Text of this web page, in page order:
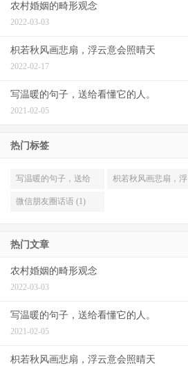
农村婚姻的畸形观念
2022-03-03
枳若秋风画悲扇，浮云意会照晴天
2022-02-17
写温暖的句子，送给看懂它的人。
2021-02-05
热门标签
写温暖的句子，送给
看懂它的人。 (1)
枳若秋风画悲扇，浮
微信朋友圈话语 (1)
热门文章
农村婚姻的畸形观念
2022-03-03
写温暖的句子，送给看懂它的人。
2021-02-05
枳若秋风画悲扇，浮云意会照晴天